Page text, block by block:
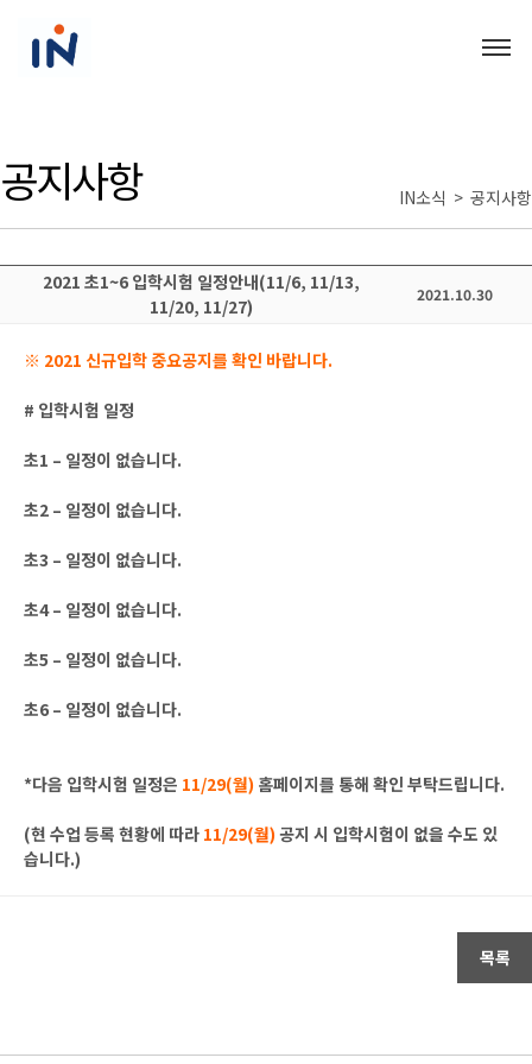
공지사항 IN소식 > 공지사항
2021 초1~6 입학시험 일정안내(11/6, 11/13,
11/20, 11/27)
2021.10.30
※ 2021 신규입학 중요공지를 확인 바랍니다.
# 입학시험 일정
초1 – 일정이 없습니다.
초2 – 일정이 없습니다.
초3 – 일정이 없습니다.
초4 – 일정이 없습니다.
초5 – 일정이 없습니다.
초6 – 일정이 없습니다.
*다음 입학시험 일정은 11/29(월) 홈페이지를 통해 확인 부탁드립니다.
(현 수업 등록 현황에 따라 11/29(월) 공지 시 입학시험이 없을 수도 있
습니다.)
목록